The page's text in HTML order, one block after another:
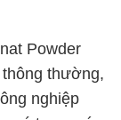
Powder
thường,
nghiệp